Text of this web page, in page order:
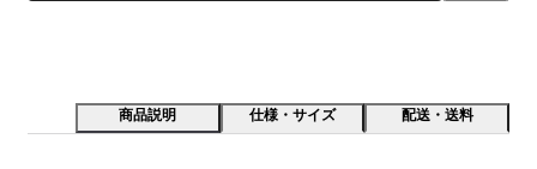
商品説明 仕様・サイズ 配送・送料